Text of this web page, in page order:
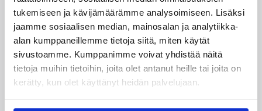
tukemiseen ja kävijämäärämme analysoimiseen. Lisäksi
jaamme sosiaalisen median, mainosalan ja analytiikka-
alan kumppaneillemme tietoja siitä, miten käytät
sivustoamme. Kumppanimme voivat yhdistää näitä
tietoja muihin tietoihin, joita olet antanut heille tai joita on
kerätty, kun olet käyttänyt heidän palvelujaan.
Seagulls hankki taitoa ja
kokemusta kokoonpanoonsa
kahden pelaajan edestä
Helsinki Seagullsin kokoonpano vahvistuu